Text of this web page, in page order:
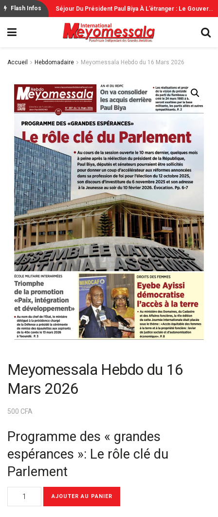
Accueil Hebdomadaire Meyomessala Hebdo du 16 Mars 2026
Meyomessala Hebdo du 16
Mars 2026
500 CFA
Programme des « grandes
espérances »: Le rôle clé du
Parlement
quantité
AJOUTER AU PANIER
Flash Infos S
Éjour Du Président Paul Biya À L’étranger : Le Gouvernement Rassure